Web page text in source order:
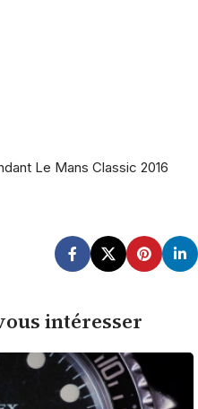
Le Mans Classic 2016
intéresser